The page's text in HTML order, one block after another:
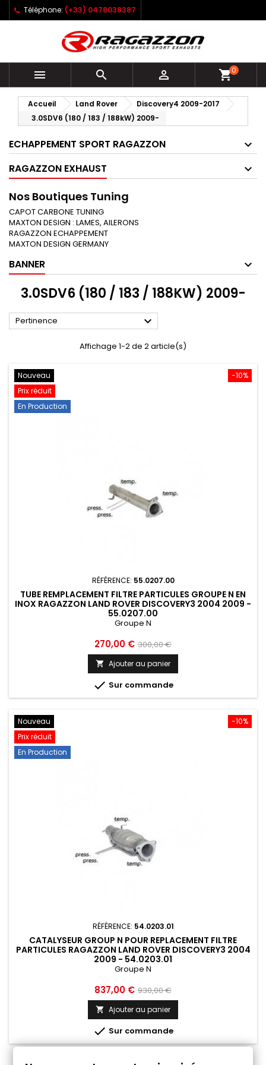
Téléphone: (+33) 0478038387
   shopping_cart0
Accueil Land Rover
Discovery4 2009-2017
3.0SDV6 (180 / 183 / 188kW) 2009-
ECHAPPEMENT SPORT RAGAZZON
RAGAZZON EXHAUST
Nos Boutiques Tuning
CAPOT CARBONE TUNING
MAXTON DESIGN : LAMES, AILERONS
RAGAZZON ECHAPPEMENT
MAXTON DESIGN GERMANY
BANNER
3.0SDV6 (180 / 183 / 188KW) 2009-
Pertinence 
Affichage 1-2 de 2 article(s)
-10%
Nouveau
Prix réduit
En Production
RÉFÉRENCE: 55.0207.00
TUBE REMPLACEMENT FILTRE PARTICULES GROUPE N EN
INOX RAGAZZON LAND ROVER DISCOVERY3 2004 2009 -
55.0207.00
Groupe N
Prix
270,00 € Prix
de
base
300,00 €
 Ajouter au panier
 Sur commande
-10%
Nouveau
Prix réduit
En Production
RÉFÉRENCE: 54.0203.01
CATALYSEUR GROUP N POUR REPLACEMENT FILTRE
PARTICULES RAGAZZON LAND ROVER DISCOVERY3 2004
2009 - 54.0203.01
Groupe N
Prix
837,00 € Prix
de
base
930,00 €
 Ajouter au panier
 Sur commande